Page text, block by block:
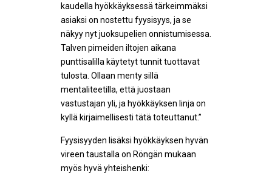
kaudella hyökkäyksessä tärkeimmäksi
asiaksi on nostettu fyysisyys, ja se
näkyy nyt juoksupelien onnistumisessa.
Talven pimeiden iltojen aikana
punttisalilla käytetyt tunnit tuottavat
tulosta. Ollaan menty sillä
mentaliteetilla, että juostaan
vastustajan yli, ja hyökkäyksen linja on
kyllä kirjaimellisesti tätä toteuttanut.”
Fyysisyyden lisäksi hyökkäyksen hyvän
vireen taustalla on Röngän mukaan
myös hyvä yhteishenki: